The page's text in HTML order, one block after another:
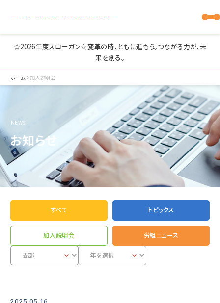
☆2026年度スローガン☆変革の時、ともに進もう。つながる力が、未
来を創る。
ホーム 加入説明会
お知らせ
すべて トピックス
加入説明会 労組ニュース
2025.05.16